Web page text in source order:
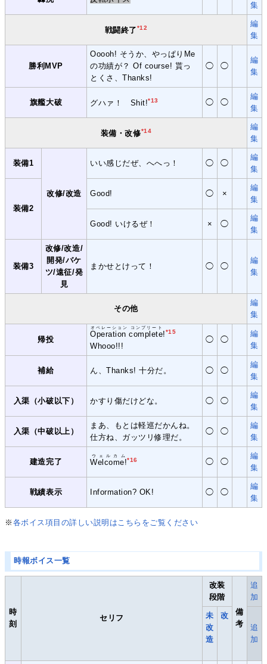
集
戦闘終了*12
編
集
勝利MVP
Ooooh! そうか、やっぱりMe
の功績が？ Of course! 貰っ
とくさ、Thanks!
◯ ◯
編
集
旗艦大破 グハァ！ Shit!*13 ◯ ◯
編
集
装備・改修*14
編
集
装備1
改修/改造
いい感じだぜ、へへっ！ ◯ ◯
編
集
装備2
Good! ◯ ×
編
集
Good! いけるぜ！ × ◯
編
集
装備3
改修/改造/
開発/バケ
ツ/遠征/発
見
まかせとけって！ ◯ ◯
編
集
その他
編
集
帰投
Operation complete
オペレーション コンプリート
!*15
Whooo!!!
◯ ◯
編
集
補給 ん、Thanks! 十分だ。 ◯ ◯
編
集
入渠（小破以下） かすり傷だけどな。 ◯ ◯
編
集
入渠（中破以上）
まあ、もとは軽巡だかんね。
仕方ね、ガッツリ修理だ。
◯ ◯
編
集
建造完了 Welcome!
ウェルカム
*16 ◯ ◯
編
集
戦績表示 Information? OK! ◯ ◯
編
集
※ 各ボイス項目の詳しい説明はこちらをご覧ください
時報ボイス一覧
時
刻
セリフ
改装
段階
備
考
追
加
未
改
造
改
追
加